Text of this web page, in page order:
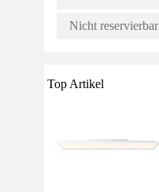
Nicht reservierbar
Top Artikel